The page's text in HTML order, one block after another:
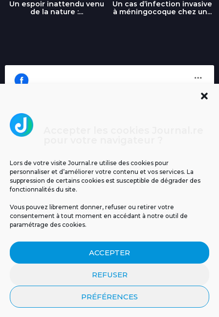
Lors de votre visite Journal.re utilise des cookies pour
personnaliser et d’améliorer votre contenu et vos services. La
suppression de certains cookies est susceptible de dégrader des
fonctionnalités du site.
Vous pouvez librement donner, refuser ou retirer votre
consentement à tout moment en accédant à notre outil de
paramétrage des cookies.
ACCEPTER
REFUSER
PRÉFÉRENCES
Un espoir inattendu venu
de la nature :...
Un cas d’infection invasive
à méningocoque chez un...
MENTIONS LÉGALES PUBLICITÉ
BLOG
NOS ÉMISSIONS
POLITIQUE DE CONFIDENTIALITÉ
CONTACT
© 2026 Tous droits réservés